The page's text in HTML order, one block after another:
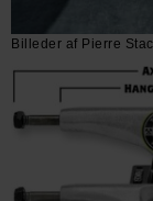
Billeder af Pierre